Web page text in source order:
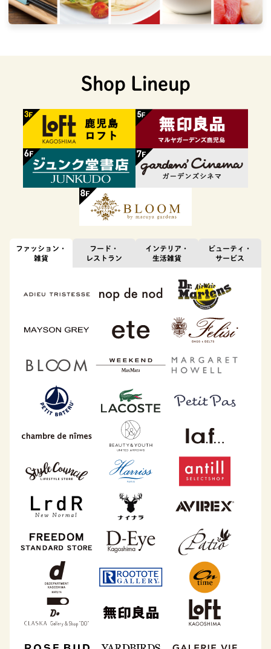
Shop Lineup
ファッション・
雑貨
フード・
レストラン
インテリア・
生活雑貨
ビューティ・
サービス